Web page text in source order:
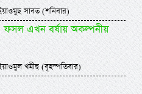
সাবত (শনিবার)
ফসল এখন বর্ষায় অকল্পনীয়
খমীছ (বৃহস্পতিবার)